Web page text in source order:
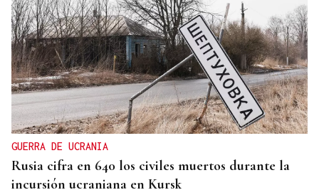
GUERRA DE UCRANIA
Rusia cifra en 640 los civiles muertos durante la
incursión ucraniana en Kursk